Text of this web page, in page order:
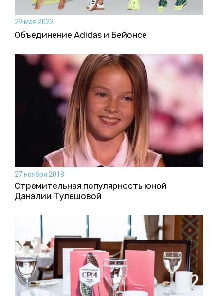
29 мая 2022
Объединение Adidas и Бейонсе
27 ноября 2018
Стремительная популярность юной
Данэлии Тулешовой